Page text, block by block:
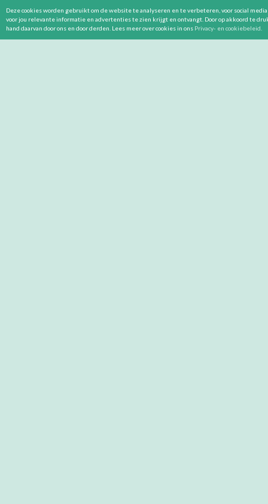
Deze cookies worden gebruikt om de website te analyseren en te verbeteren, voor social
voor jou relevante informatie en advertenties te zien krijgt en ontvangt. Door op akkoord te
hand daarvan door ons en door derden. Lees meer over cookies in ons Privacy- en cookiebeleid